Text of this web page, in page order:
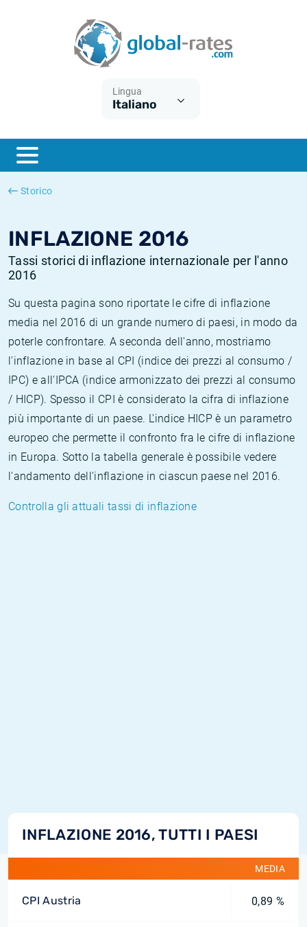
Lingua
Italiano
Storico
INFLAZIONE 2016
Tassi storici di inflazione internazionale per l'anno
2016
Su questa pagina sono riportate le cifre di inflazione
media nel 2016 di un grande numero di paesi, in modo da
poterle confrontare. A seconda dell'anno, mostriamo
l'inflazione in base al CPI (indice dei prezzi al consumo /
IPC) e all'IPCA (indice armonizzato dei prezzi al consumo
/ HICP). Spesso il CPI è considerato la cifra di inflazione
più importante di un paese. L'indice HICP è un parametro
europeo che permette il confronto fra le cifre di inflazione
in Europa. Sotto la tabella generale è possibile vedere
l'andamento dell'inflazione in ciascun paese nel 2016.
Controlla gli attuali tassi di inflazione
INFLAZIONE 2016, TUTTI I PAESI
MEDIA
CPI Austria 0,89 %
ESTER
SONIA
Cos'è l'inflazione CPI?
Cos'è l'inflazione HICP?
Inflazione Italia
Inflazione Stati Uniti
Tassi storici Euribor
Tassi storici di SONIA
Tassi storici di TONAR
Calcolatore dell’inflazione